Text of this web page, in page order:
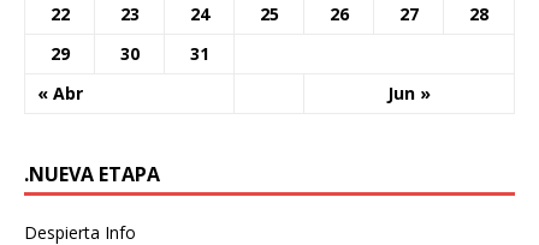
« Abr Jun »
22
23 24 25 26 27
28
29
30 31
.NUEVA ETAPA
Despierta Info